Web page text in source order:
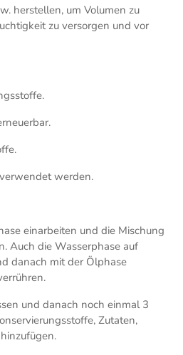
herstellen, um Volumen zu
zu versorgen und vor
werden.
einarbeiten und die Mischung
Auch die Wasserphase auf
danach mit der Ölphase
und danach noch einmal 3
Zutaten,